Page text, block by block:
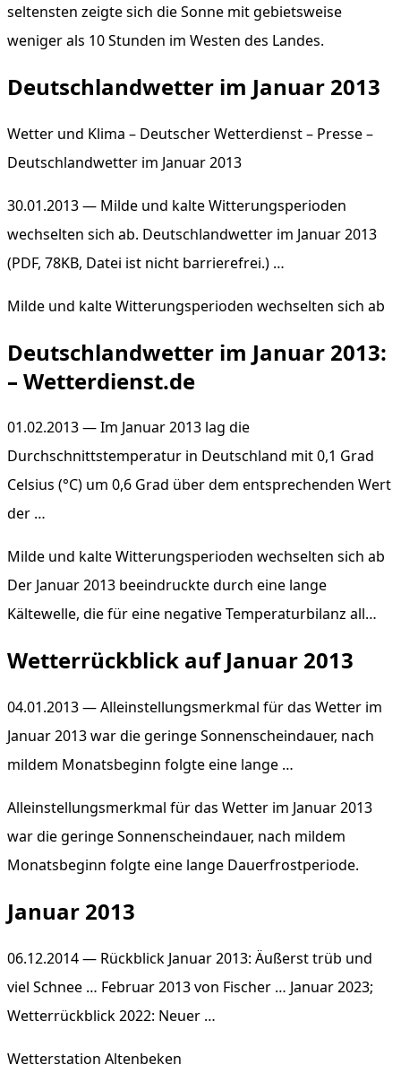
seltensten zeigte sich die Sonne mit gebietsweise
weniger als 10 Stunden im Westen des Landes.
Deutschlandwetter im Januar 2013
Wetter und Klima – Deutscher Wetterdienst – Presse –
Deutschlandwetter im Januar 2013
30.01.2013 — Milde und kalte Witterungsperioden
wechselten sich ab. Deutschlandwetter im Januar 2013
(PDF, 78KB, Datei ist nicht barrierefrei.) …
Milde und kalte Witterungsperioden wechselten sich ab
Deutschlandwetter im Januar 2013:
– Wetterdienst.de
01.02.2013 — Im Januar 2013 lag die
Durchschnittstemperatur in Deutschland mit 0,1 Grad
Celsius (°C) um 0,6 Grad über dem entsprechenden Wert
der …
Milde und kalte Witterungsperioden wechselten sich ab
Der Januar 2013 beeindruckte durch eine lange
Kältewelle, die für eine negative Temperaturbilanz all…
Wetterrückblick auf Januar 2013
04.01.2013 — Alleinstellungsmerkmal für das Wetter im
Januar 2013 war die geringe Sonnenscheindauer, nach
mildem Monatsbeginn folgte eine lange …
Alleinstellungsmerkmal für das Wetter im Januar 2013
war die geringe Sonnenscheindauer, nach mildem
Monatsbeginn folgte eine lange Dauerfrostperiode.
Januar 2013
06.12.2014 — Rückblick Januar 2013: Äußerst trüb und
viel Schnee … Februar 2013 von Fischer … Januar 2023;
Wetterrückblick 2022: Neuer …
Wetterstation Altenbeken